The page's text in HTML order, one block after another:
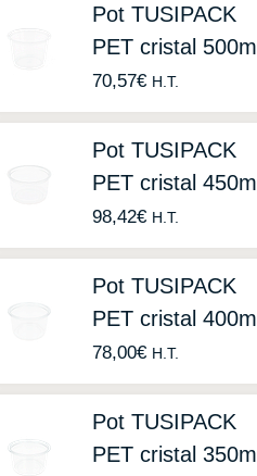
Pot TUSIPACK
PET cristal 500ml
70,57€ H.T.
Pot TUSIPACK
PET cristal 450ml
98,42€ H.T.
Pot TUSIPACK
PET cristal 400ml
78,00€ H.T.
Pot TUSIPACK
PET cristal 350ml